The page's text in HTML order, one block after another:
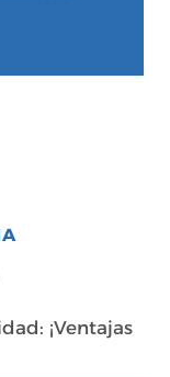
¡Ventajas